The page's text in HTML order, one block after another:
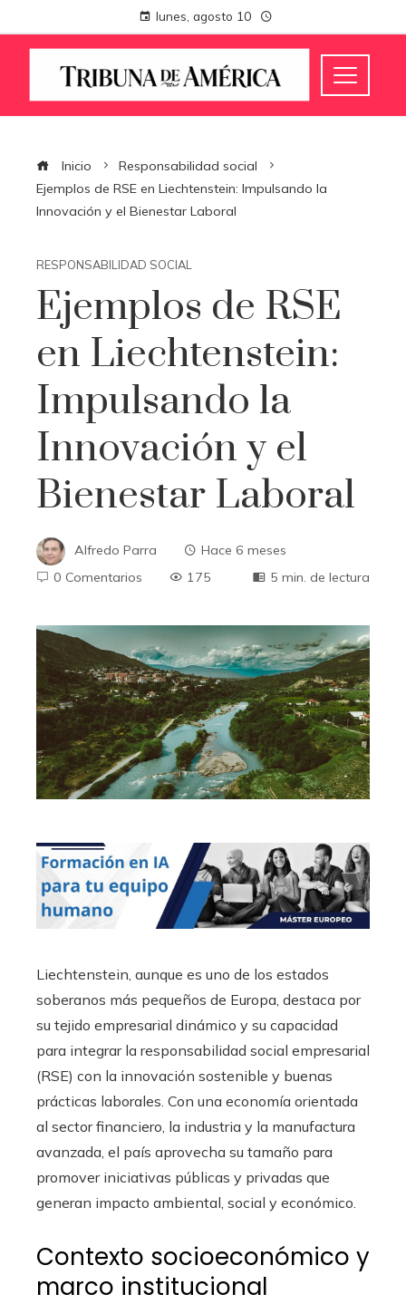
lunes, agosto 10
Inicio
Responsabilidad social
Ejemplos de RSE en Liechtenstein: Impulsando la
Innovación y el Bienestar Laboral
RESPONSABILIDAD SOCIAL
Ejemplos de RSE
en Liechtenstein:
Impulsando la
Innovación y el
Bienestar Laboral
Alfredo Parra
Hace 6 meses
0 Comentarios
175 5 min. de lectura
Liechtenstein, aunque es uno de los estados
soberanos más pequeños de Europa, destaca por
su tejido empresarial dinámico y su capacidad
para integrar la responsabilidad social empresarial
(RSE) con la innovación sostenible y buenas
prácticas laborales. Con una economía orientada
al sector financiero, la industria y la manufactura
avanzada, el país aprovecha su tamaño para
promover iniciativas públicas y privadas que
generan impacto ambiental, social y económico.
Contexto socioeconómico y
marco institucional